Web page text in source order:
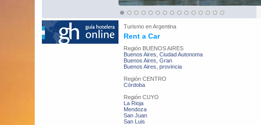
Turismo enArgentina
Rent a Car
Región BUENOS AIRES
Buenos Aires, Ciudad Autonoma
Buenos Aires, Gran
Buenos Aires, provincia
Región CENTRO
Córdoba
Región CUYO
La Rioja
Mendoza
San Juan
San Luis